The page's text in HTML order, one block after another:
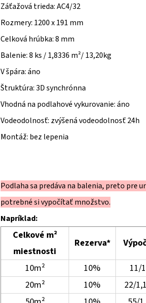
Záťažová trieda: AC4/32
Rozmery: 1200 x 191 mm
Celková hrúbka: 8 mm
Balenie: 8 ks / 1,8336 m²/ 13,20kg
V špára: áno
Štruktúra: 3D synchrónna
Vhodná na podlahové vykurovanie: áno
Vodeodolnosť: zvýšená vodeodolnosť 24h
Montáž: bez lepenia
Podlaha sa predáva na balenia, preto pre
potrebné si vypočítať množstvo.
Napríklad:
Celkové m²
miestnosti
Rezerva*
10m² 10% 11/
20m²
10% 22/